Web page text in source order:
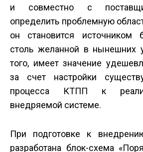
и совместно с
определить проблемную
он становится источником
столь желанной в нынешних
того, имеет значение
за счет настройки
процесса КТПП к
внедряемой системе.
При подготовке к
разработана блок-схема